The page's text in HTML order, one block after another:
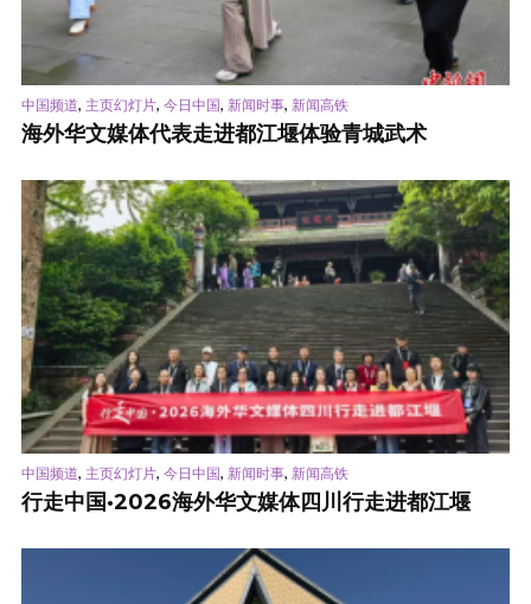
中国频道, 主页幻灯片, 今日中国, 新闻时事, 新闻高铁
海外华文媒体代表走进都江堰体验青城武术
中国频道, 主页幻灯片, 今日中国, 新闻时事, 新闻高铁
行走中国·2026海外华文媒体四川行走进都江堰